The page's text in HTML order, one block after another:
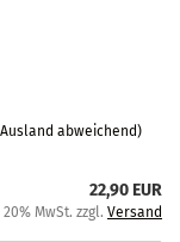
abweichend)
22,90 EUR
MwSt. zzgl. Versand